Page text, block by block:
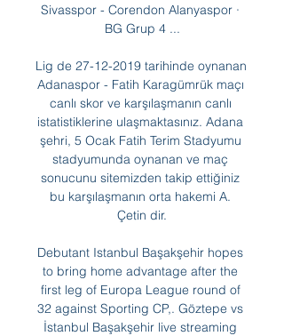
Sivasspor - Corendon Alanyaspor ·
BG Grup 4 ...
Lig de 27-12-2019 tarihinde oynanan
Adanaspor - Fatih Karagümrük maçı
canlı skor ve karşılaşmanın canlı
istatistiklerine ulaşmaktasınız. Adana
şehri, 5 Ocak Fatih Terim Stadyumu
stadyumunda oynanan ve maç
sonucunu sitemizden takip ettiğiniz
bu karşılaşmanın orta hakemi A.
Çetin dir.
Debutant Istanbul Başakşehir hopes
to bring home advantage after the
first leg of Europa League round of
32 against Sporting CP,. Göztepe vs
İstanbul Başakşehir live streaming